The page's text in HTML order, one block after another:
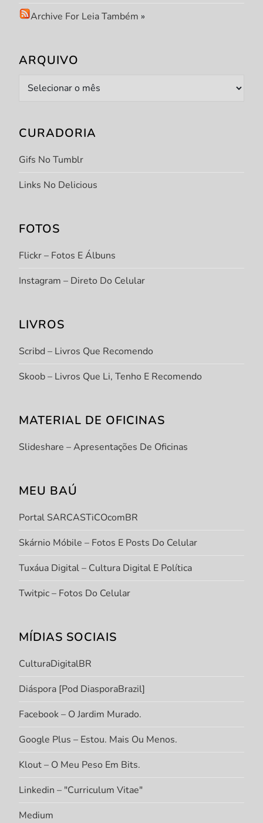
Archive For Leia Também »
ARQUIVO
Arquivo
CURADORIA
Gifs No Tumblr
Links No Delicious
FOTOS
Flickr – Fotos E Álbuns
Instagram – Direto Do Celular
LIVROS
Scribd – Livros Que Recomendo
Skoob – Livros Que Li, Tenho E Recomendo
MATERIAL DE OFICINAS
Slideshare – Apresentações De Oficinas
MEU BAÚ
Portal SARCASTiCOcomBR
Skárnio Móbile – Fotos E Posts Do Celular
Tuxáua Digital – Cultura Digital E Política
Twitpic – Fotos Do Celular
MÍDIAS SOCIAIS
CulturaDigitalBR
Diáspora [Pod DiasporaBrazil]
Facebook – O Jardim Murado.
Google Plus – Estou. Mais Ou Menos.
Klout – O Meu Peso Em Bits.
Linkedin – "Curriculum Vitae"
Medium